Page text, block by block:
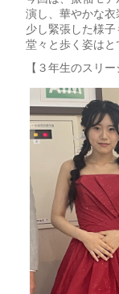
演し、華やかな衣
少し緊張した様
堂々と歩く姿はと
【３年生のスリー